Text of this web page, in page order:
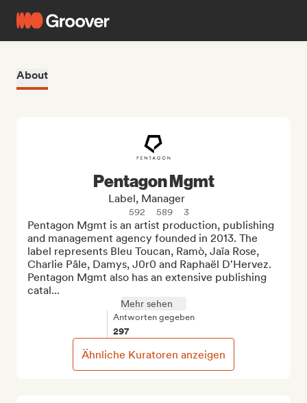
About
Pentagon Mgmt
Label, Manager
592 589 3
Pentagon Mgmt is an artist production, publishing
and management agency founded in 2013. The
label represents Bleu Toucan, Ramò, Jaïa Rose,
Charlie Pâle, Damys, J0r0 and Raphaël D'Hervez.
Pentagon Mgmt also has an extensive publishing
catal...
Mehr sehen
Antworten gegeben
297
Ähnliche Kuratoren anzeigen